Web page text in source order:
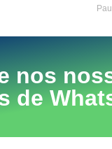
nos
de